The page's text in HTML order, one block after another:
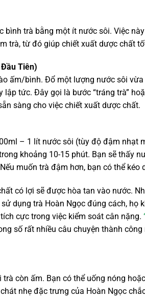
bình trà bằng một ít nước sôi. Việc
trà, từ đó giúp chiết xuất dược chất
Đầu Tiên)
ấm/bình. Đổ một lượng nước sôi
tức. Đây gọi là bước “tráng trà”
sàng cho việc chiết xuất dược chất.
– 1 lít nước sôi (tùy độ đậm nhạt
khoảng 10-15 phút. Bạn sẽ thấy
muốn trà đậm hơn, bạn có thể
có lợi sẽ được hòa tan vào nước.
dụng trà Hoàn Ngọc đúng cách, họ
cực trong việc kiểm soát cân nặng.
số rất nhiều câu chuyện thành
còn ấm. Bạn có thể uống nóng
nhẹ đặc trưng của Hoàn Ngọc